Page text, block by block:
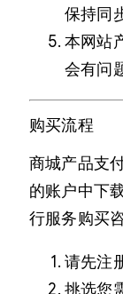
保持同
本网站
会有问
购买流程
商城产品支
的账户中下
行服务购买咨
请先注
挑选您